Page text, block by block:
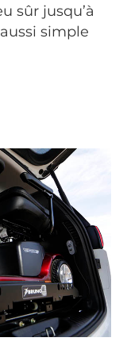
sûr jusqu’à
simple